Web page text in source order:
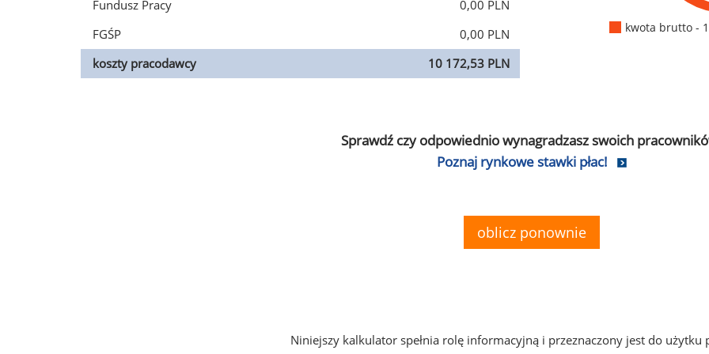
Fundusz Pracy
0,00 PLN
FGŚP
0,00 PLN
koszty pracodawcy
10 172,53 PLN
kwota brutto -
Sprawdź czy odpowiednio wynagradzasz swoich
Poznaj rynkowe stawki płac!
oblicz ponownie
Niniejszy kalkulator spełnia rolę informacyjną i przeznaczony jest do użytku